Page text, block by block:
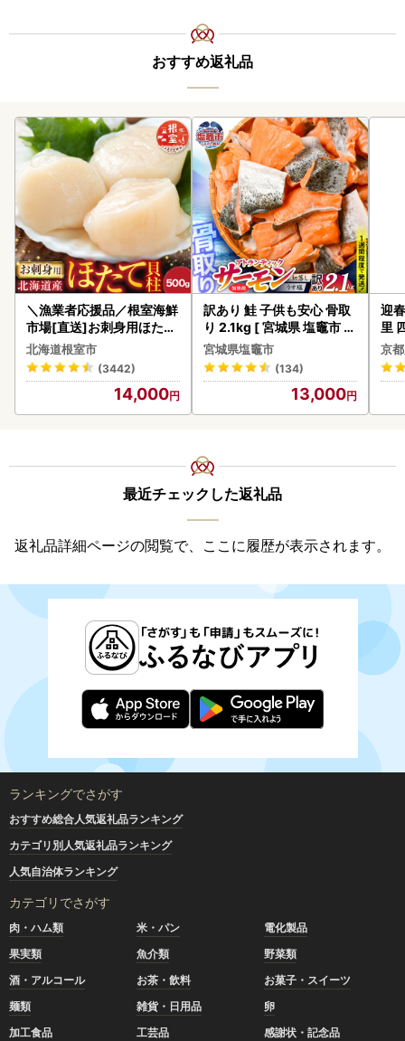
おすすめ返礼品
＼漁業者応援品／根室海鮮
市場[直送]お刺身用ほたて
貝柱500g A-28002
北海道根室市
(3442)
14,000
訳あり 鮭 子供も安心 骨取
り 2.1kg [ 宮城県 塩竈市 ]
鮭
宮城県塩竈市
(134)
13,000
迎
里
京
最近チェックした返礼品
返礼品詳細ページの閲覧で、ここに履歴が表示されます。
ランキングでさがす
おすすめ総合人気返礼品ランキング
カテゴリ別人気返礼品ランキング
人気自治体ランキング
カテゴリでさがす
肉・ハム類 米・パン
電化製品
果実類
魚介類
野菜類
酒・アルコール
お茶・飲料
お菓子・スイーツ
麺類
雑貨・日用品
卵
加工食品
工芸品
感謝状・記念品